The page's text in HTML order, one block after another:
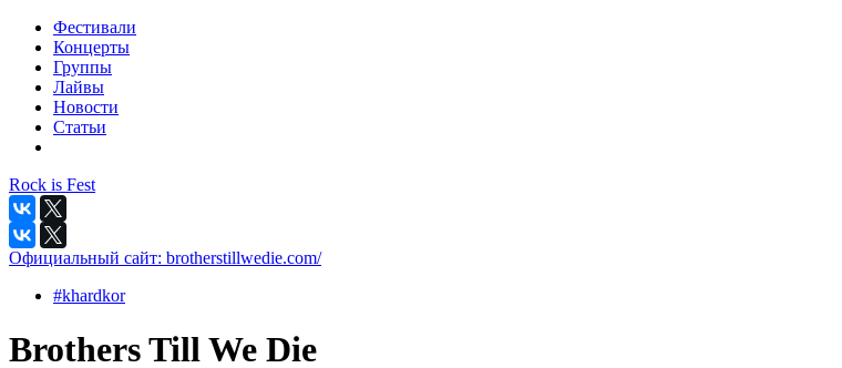
Фестивали
Концерты
Группы
Лайвы
Новости
Статьи
Rock is Fest
Официальный сайт: brotherstillwedie.com/
#khardkor
Brothers Till We Die